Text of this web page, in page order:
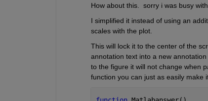
How about this.  sorry i was busy
I simplified it instead of using an
scales with the plot.
This will lock it to the center of the
annotation text into a new
to the figure it will not change when
function you can just as easily make